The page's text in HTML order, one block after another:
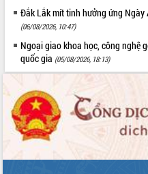
Xã Ea Kar bước chuyển mình trong
công tác cải cách hành chính mô hình
mới
UBND tỉnh họp báo định kỳ tháng 4
năm 2026
phát triển nền kinh tế xanh tại tỉnh
Đắk Lắk”
Tăng cường giám sát, đôn đốc thực
hiện nhiệm vụ quản lý tài sản công
hàng tuần
Đắk Lắk mít tinh hưởng ứng
(06/08/2026, 10:47)
Ngoại giao khoa học, công nghệ
quốc gia (05/08/2026, 18:13)